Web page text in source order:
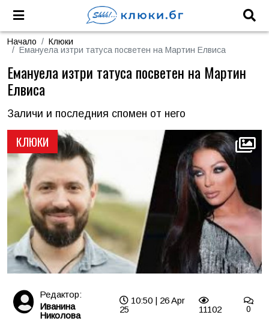
Начало
Клюки
Емануела изтри татуса посветен на Мартин Елвиса
КЛЮКИ
Емануела изтри татуса посветен на Мартин
Елвиса
Заличи и последния спомен от него
Редактор:
Иванина
Николова
10:50 | 26 Apr
25
11102 0